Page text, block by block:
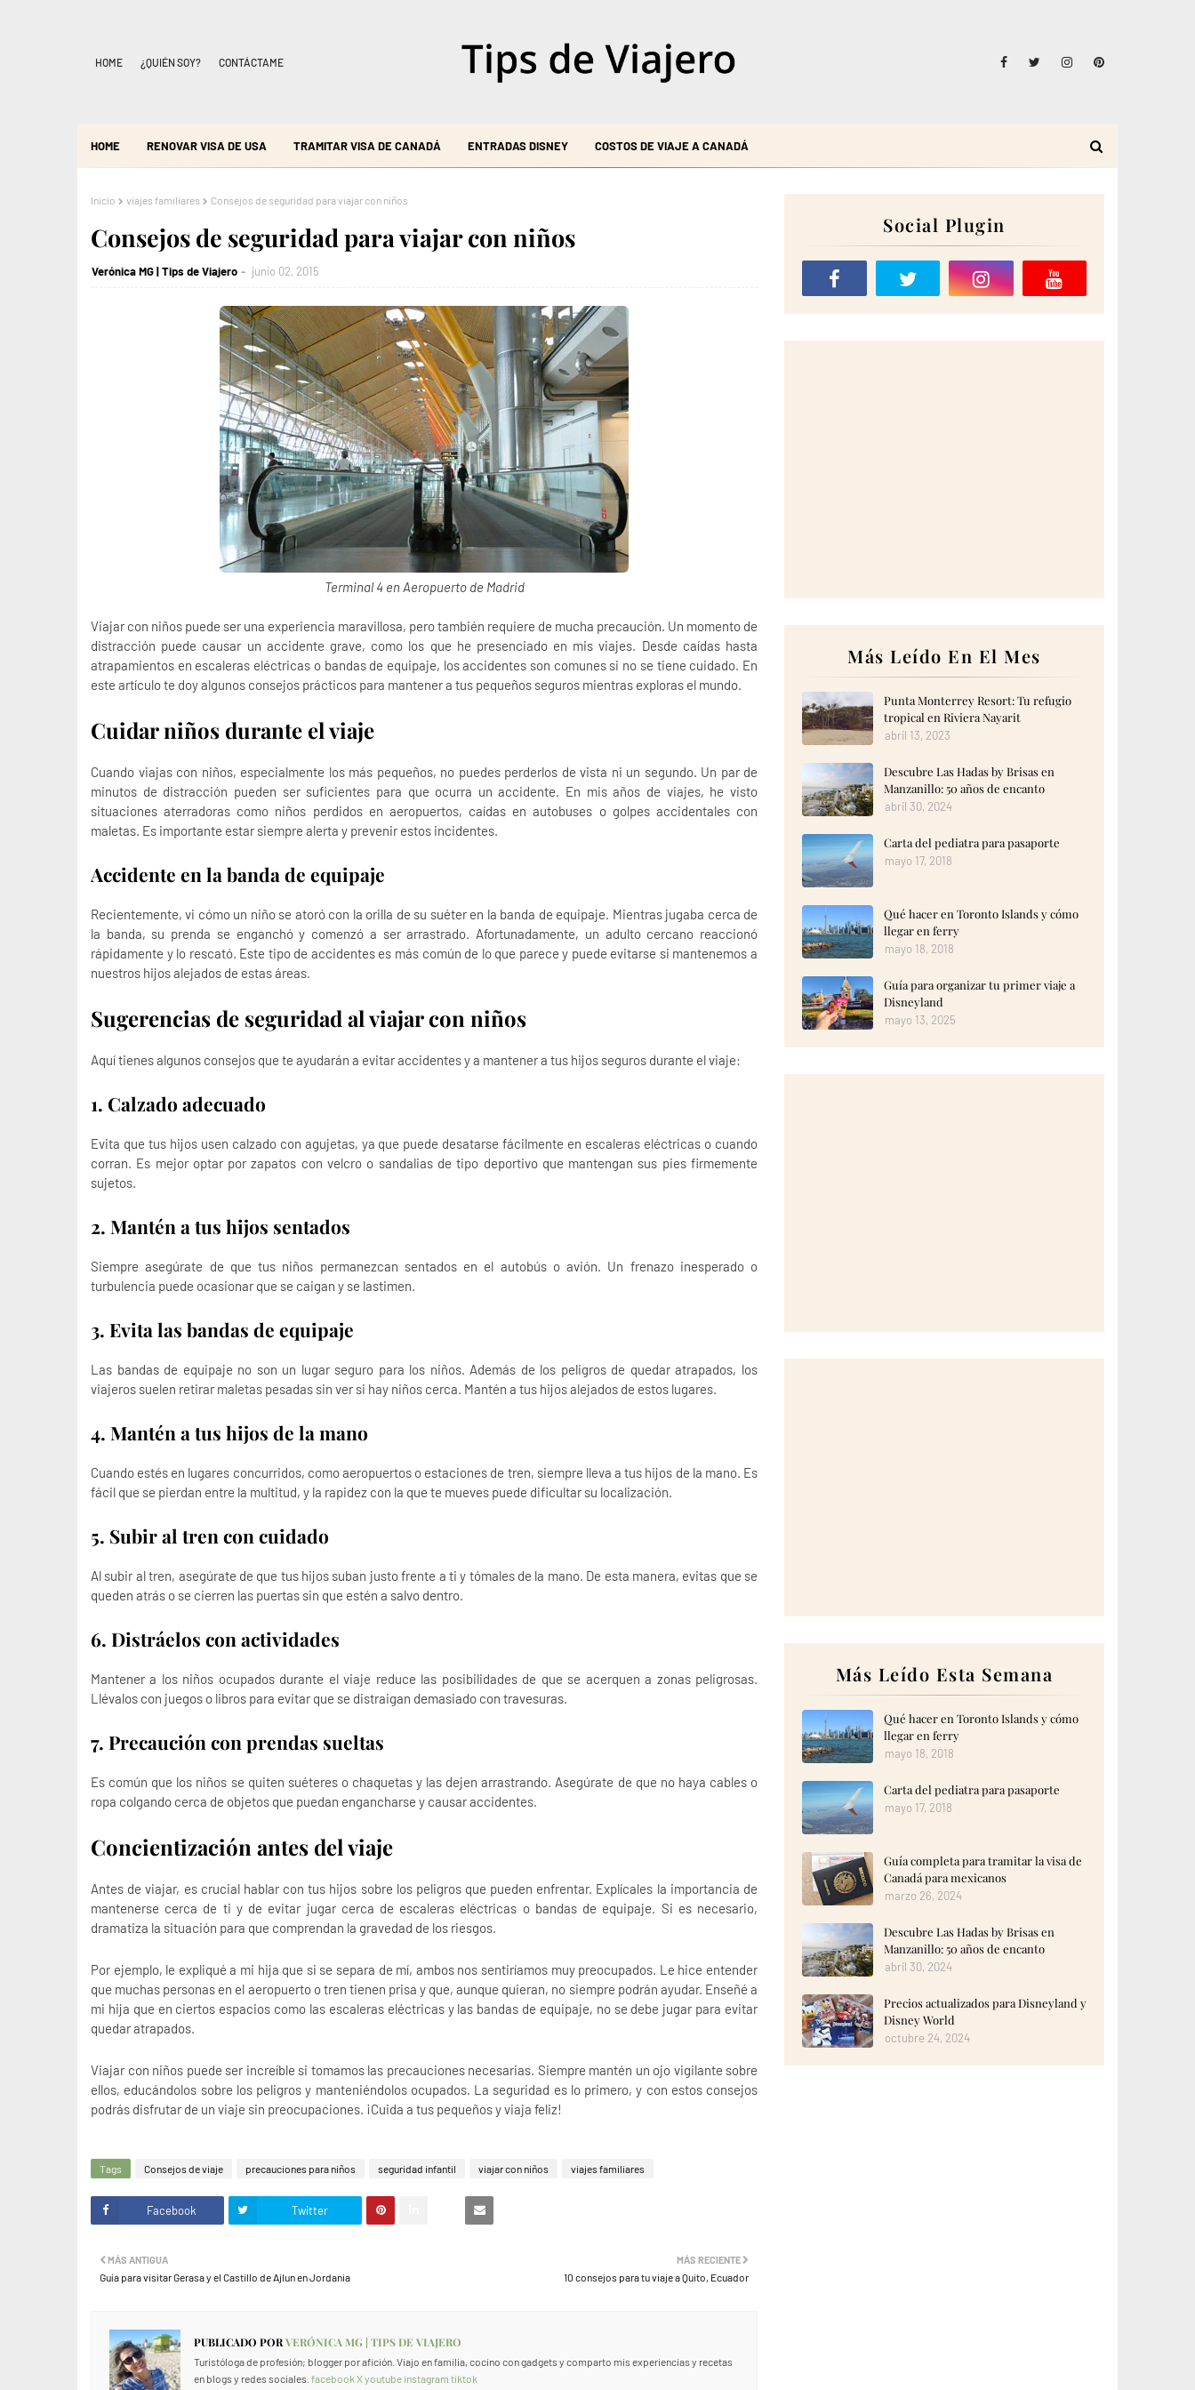
HOME ¿QUIÉN SOY? CONTÁCTAME
HOME RENOVAR VISA DE USA TRAMITAR VISA DE CANADÁ ENTRADAS DISNEY COSTOS DE VIAJE A CANADÁ
Inicio viajes familiares Consejos de seguridad para viajar con niños
Consejos de seguridad para viajar con niños
Verónica MG | Tips de Viajero junio 02, 2015
Terminal 4 en Aeropuerto de Madrid
Viajar con niños puede ser una experiencia maravillosa, pero también requiere de mucha precaución. Un momento de
distracción puede causar un accidente grave, como los que he presenciado en mis viajes. Desde caídas hasta
atrapamientos en escaleras eléctricas o bandas de equipaje, los accidentes son comunes si no se tiene cuidado. En
este artículo te doy algunos consejos prácticos para mantener a tus pequeños seguros mientras exploras el mundo.
Cuidar niños durante el viaje
Cuando viajas con niños, especialmente los más pequeños, no puedes perderlos de vista ni un segundo. Un par de
minutos de distracción pueden ser suficientes para que ocurra un accidente. En mis años de viajes, he visto
situaciones aterradoras como niños perdidos en aeropuertos, caídas en autobuses o golpes accidentales con
maletas. Es importante estar siempre alerta y prevenir estos incidentes.
Accidente en la banda de equipaje
Recientemente, vi cómo un niño se atoró con la orilla de su suéter en la banda de equipaje. Mientras jugaba cerca de
la banda, su prenda se enganchó y comenzó a ser arrastrado. Afortunadamente, un adulto cercano reaccionó
rápidamente y lo rescató. Este tipo de accidentes es más común de lo que parece y puede evitarse si mantenemos a
nuestros hijos alejados de estas áreas.
Sugerencias de seguridad al viajar con niños
Aquí tienes algunos consejos que te ayudarán a evitar accidentes y a mantener a tus hijos seguros durante el viaje:
1. Calzado adecuado
Evita que tus hijos usen calzado con agujetas, ya que puede desatarse fácilmente en escaleras eléctricas o cuando
corran. Es mejor optar por zapatos con velcro o sandalias de tipo deportivo que mantengan sus pies firmemente
sujetos.
2. Mantén a tus hijos sentados
Siempre asegúrate de que tus niños permanezcan sentados en el autobús o avión. Un frenazo inesperado o
turbulencia puede ocasionar que se caigan y se lastimen.
3. Evita las bandas de equipaje
Las bandas de equipaje no son un lugar seguro para los niños. Además de los peligros de quedar atrapados, los
viajeros suelen retirar maletas pesadas sin ver si hay niños cerca. Mantén a tus hijos alejados de estos lugares.
4. Mantén a tus hijos de la mano
Cuando estés en lugares concurridos, como aeropuertos o estaciones de tren, siempre lleva a tus hijos de la mano. Es
fácil que se pierdan entre la multitud, y la rapidez con la que te mueves puede dificultar su localización.
5. Subir al tren con cuidado
Al subir al tren, asegúrate de que tus hijos suban justo frente a ti y tómales de la mano. De esta manera, evitas que se
queden atrás o se cierren las puertas sin que estén a salvo dentro.
6. Distráelos con actividades
Mantener a los niños ocupados durante el viaje reduce las posibilidades de que se acerquen a zonas peligrosas.
Llévalos con juegos o libros para evitar que se distraigan demasiado con travesuras.
7. Precaución con prendas sueltas
Es común que los niños se quiten suéteres o chaquetas y las dejen arrastrando. Asegúrate de que no haya cables o
ropa colgando cerca de objetos que puedan engancharse y causar accidentes.
Concientización antes del viaje
Antes de viajar, es crucial hablar con tus hijos sobre los peligros que pueden enfrentar. Explícales la importancia de
mantenerse cerca de ti y de evitar jugar cerca de escaleras eléctricas o bandas de equipaje. Si es necesario,
dramatiza la situación para que comprendan la gravedad de los riesgos.
Por ejemplo, le expliqué a mi hija que si se separa de mí, ambos nos sentiríamos muy preocupados. Le hice entender
que muchas personas en el aeropuerto o tren tienen prisa y que, aunque quieran, no siempre podrán ayudar. Enseñé a
mi hija que en ciertos espacios como las escaleras eléctricas y las bandas de equipaje, no se debe jugar para evitar
quedar atrapados.
Viajar con niños puede ser increíble si tomamos las precauciones necesarias. Siempre mantén un ojo vigilante sobre
ellos, educándolos sobre los peligros y manteniéndolos ocupados. La seguridad es lo primero, y con estos consejos
podrás disfrutar de un viaje sin preocupaciones. ¡Cuida a tus pequeños y viaja feliz!
Tags Consejos de viaje precauciones para niños seguridad infantil viajar con niños viajes familiares
Facebook Twitter
MÁS RECIENTE
10 consejos para tu viaje a Quito, Ecuador
MÁS ANTIGUA
Guía para visitar Gerasa y el Castillo de Ajlun en Jordania
PUBLICADO PORVERÓNICA MG | TIPS DE VIAJERO
Turistóloga de profesión; blogger por afición. Viajo en familia, cocino con gadgets y comparto mis experiencias y recetas
en blogs y redes sociales. facebook Xyoutube instagram tiktok
Social Plugin
Más Leído En El Mes
Punta Monterrey Resort: Tu refugio
tropical en Riviera Nayarit
abril 13, 2023
Descubre Las Hadas by Brisas en
Manzanillo: 50 años de encanto
abril 30, 2024
Carta del pediatra para pasaporte
mayo 17, 2018
Qué hacer en Toronto Islands y cómo
llegar en ferry
mayo 18, 2018
Guía para organizar tu primer viaje a
Disneyland
mayo 13, 2025
Más Leído Esta Semana
Qué hacer en Toronto Islands y cómo
llegar en ferry
mayo 18, 2018
Carta del pediatra para pasaporte
mayo 17, 2018
Guía completa para tramitar la visa de
Canadá para mexicanos
marzo 26, 2024
Descubre Las Hadas by Brisas en
Manzanillo: 50 años de encanto
abril 30, 2024
Precios actualizados para Disneyland y
Disney World
octubre 24, 2024